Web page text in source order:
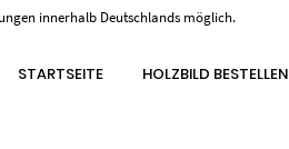
innerhalb Deutschlands möglich.
STARTSEITE HOLZBILD BESTELLEN